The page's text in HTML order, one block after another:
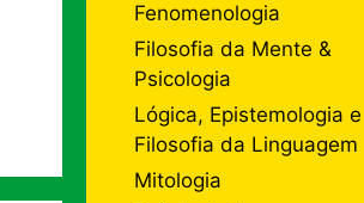
Fenomenologia
Filosofia da Mente &
Psicologia
Lógica, Epistemologia e
Filosofia da Linguagem
Mitologia